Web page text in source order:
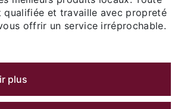
qualifiée et travaille avec propreté
offrir un service irréprochable.
plus